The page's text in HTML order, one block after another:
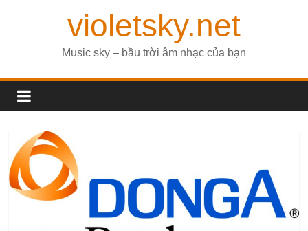
violetsky.net
Music sky – bầu trời âm nhạc của bạn